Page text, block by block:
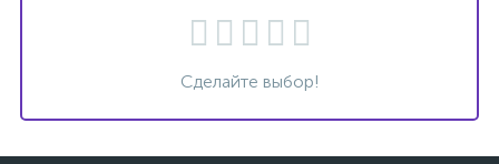
Сделайте выбор!